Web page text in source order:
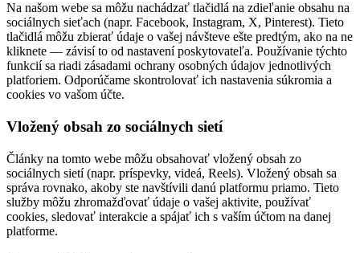
Na našom webe sa môžu nachádzať tlačidlá na zdieľanie obsahu na
sociálnych sieťach (napr. Facebook, Instagram, X, Pinterest). Tieto
tlačidlá môžu zbierať údaje o vašej návšteve ešte predtým, ako na ne
kliknete — závisí to od nastavení poskytovateľa. Používanie týchto
funkcií sa riadi zásadami ochrany osobných údajov jednotlivých
platforiem. Odporúčame skontrolovať ich nastavenia súkromia a
cookies vo vašom účte.
Vložený obsah zo sociálnych sietí
Články na tomto webe môžu obsahovať vložený obsah zo
sociálnych sietí (napr. príspevky, videá, Reels). Vložený obsah sa
správa rovnako, akoby ste navštívili danú platformu priamo. Tieto
služby môžu zhromažďovať údaje o vašej aktivite, používať
cookies, sledovať interakcie a spájať ich s vaším účtom na danej
platforme.